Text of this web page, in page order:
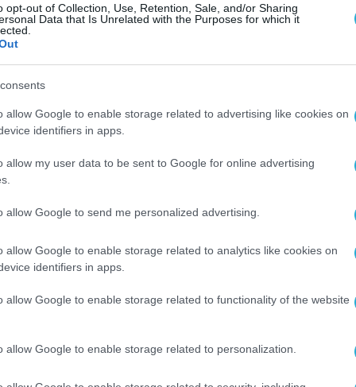
opt-out of Collection, Use, Retention, Sale, and/or Sharing
Data that Is Unrelated with the Purposes for which it
allow Google to enable storage related to advertising like cookies on
identifiers in apps.
allow my user data to be sent to Google for online advertising
allow Google to send me personalized advertising.
allow Google to enable storage related to analytics like cookies on
identifiers in apps.
allow Google to enable storage related to functionality of the website
allow Google to enable storage related to personalization.
φτάσει σε σημείο να έχουμε
και με τον εισαγγελέα για το θέμα
δήμαρχος. Μάλιστα, κατά το παρελθόν είχε
της Κοινωνικής Πρόνοιας ακόμη και
αναφέρουν ότι τα τέσσερα αδέλφια
προβλήματα υγείας και ζούσαν χωρίς
οι αρχές εξετάζουν σοβαρά το ενδεχόμενο η
να προκλήθηκε από κάποιο κερί ή καντήλι
οι ηλικιωμένοι για να φωτίζουν το
κατάσβεσης συμμετείχαν 10 πυροσβέστες με
όμως δεν κατάφεραν να σώσουν τους
Τα ακριβή αίτια και τις συνθήκες κάτω